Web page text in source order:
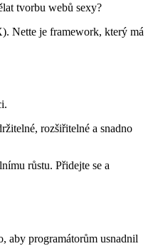
tvorbu webů sexy?
Nette je framework, který má
rozšiřitelné a snadno
růstu. Přidejte se a
aby programátorům usnadnil